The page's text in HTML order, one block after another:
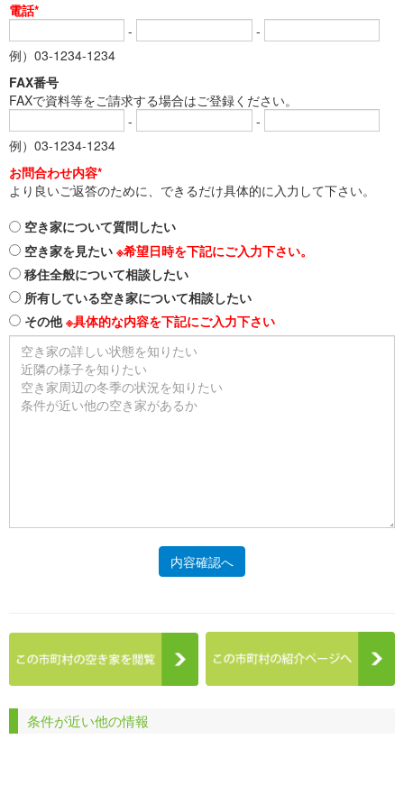
電話*
-
-
例）03-1234-1234
FAX番号
FAXで資料等をご請求する場合はご登録ください。
-
-
例）03-1234-1234
お問合わせ内容*
より良いご返答のために、できるだけ具体的に入力して下さい。
空き家について質問したい
空き家を見たい ※希望日時を下記にご入力下さい。
移住全般について相談したい
所有している空き家について相談したい
その他※具体的な内容を下記にご入力下さい
内容確認へ
条件が近い他の情報